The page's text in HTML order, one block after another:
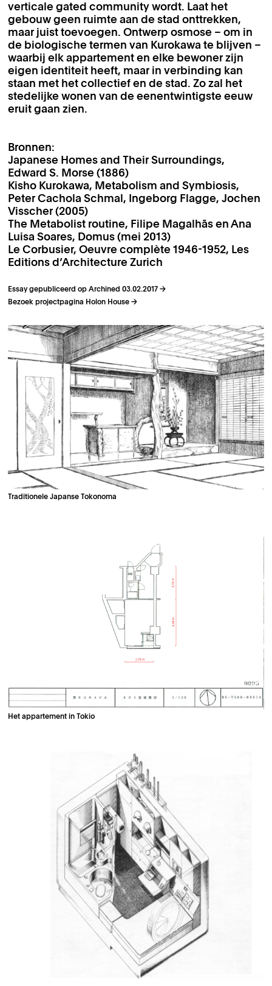
verticale gated community wordt. Laat het
gebouw geen ruimte aan de stad onttrekken,
maar juist toevoegen. Ontwerp osmose – om in
de biologische termen van Kurokawa te blijven –
waarbij elk appartement en elke bewoner zijn
eigen identiteit heeft, maar in verbinding kan
staan met het collectief en de stad. Zo zal het
stedelijke wonen van de eenentwintigste eeuw
eruit gaan zien.
Bronnen:
Japanese Homes and Their Surroundings,
Edward S. Morse (1886)
Kisho Kurokawa, Metabolism and Symbiosis,
Peter Cachola Schmal, Ingeborg Flagge, Jochen
Visscher (2005)
The Metabolist routine, Filipe Magalhãs en Ana
Luisa Soares, Domus (mei 2013)
Le Corbusier, Oeuvre complète 1946-1952, Les
Editions d’Architecture Zurich
Essay gepubliceerd op Archined 03.02.2017
Bezoek projectpagina Holon House
Traditionele Japanse Tokonoma
Het appartement in Tokio